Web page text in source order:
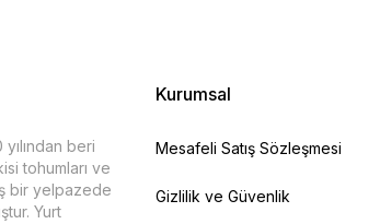
beri
tohumları ve
bir yelpazede
Yurt
Kurumsal
Mesafeli Satış Sözleşmesi
Gizlilik ve Güvenlik